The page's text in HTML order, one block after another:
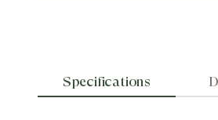
Specifications